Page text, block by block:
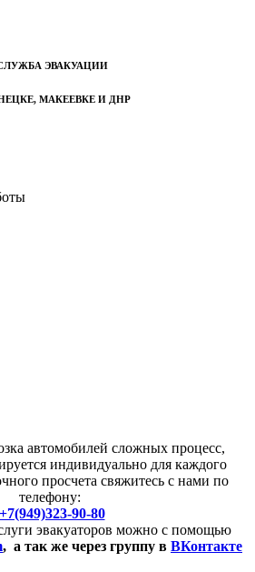
ЭВАКУАЦИИ
МАКЕЕВКЕ И ДНР
автомобилей сложных процесс,
индивидуально для каждого
просчета свяжитесь с нами по
телефону:
+7(949)323-90-80
эвакуаторов можно с помощью
, а так же через группу в ВКонтакте